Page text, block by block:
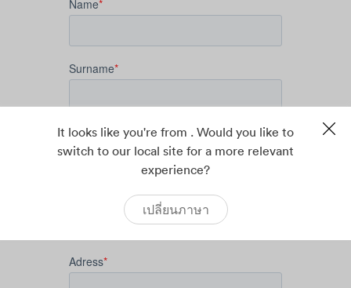
It looks like you're from . Would you like to
switch to our local site for a more relevant
experience?
เปลี่ยนภาษา